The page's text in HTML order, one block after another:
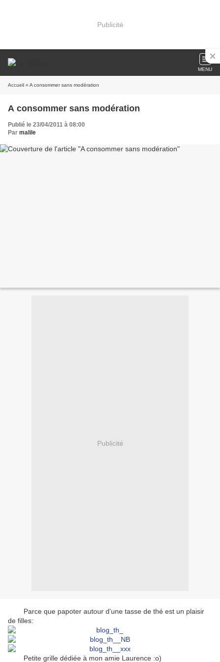
Publicité
MENU
Accueil » A consommer sans modération
A consommer sans modération
Publié le 23/04/2011 à 08:00
Par malile
Publicité
Parce que papoter autour d'une tasse de thé est un plaisir
de filles:
Petite grille dédiée à mon amie Laurence :o)